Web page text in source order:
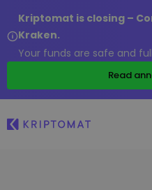
Kriptomat is closing –
Kraken.
Your funds are safe and
Read